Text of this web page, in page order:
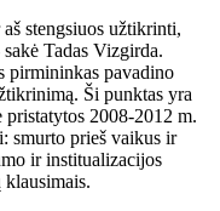
stengsiuos užtikrinti,
Tadas Vizgirda.
pirmininkas pavadino
Ši punktas yra
2008-2012 m.
smurto prieš vaikus ir
ir institualizacijos
klausimais.